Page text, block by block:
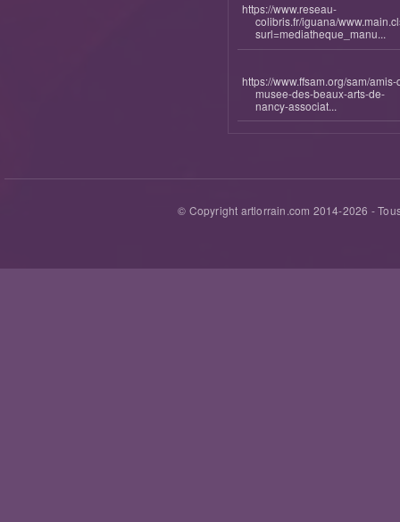
https://www.reseau-
colibris.fr/iguana/
surl=mediatheque_manu...
https://www.ffsam.org/sam/amis-
musee-des-beaux-arts-de-
nancy-associat...
© Copyright artlorrain.com 2014-2026 -